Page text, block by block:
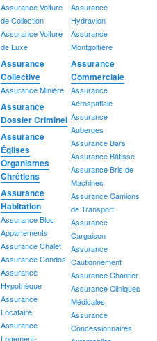
Assurance Voiture
de Collection
Assurance Voiture
de Luxe
Assurance
Hydravion
Assurance
Montgolfière
Assurance
Collective
Assurance Minière
Assurance
Commerciale
Assurance
Aérospatiale
Assurance
Auberges
Assurance Bars
Assurance Bâtisse
Assurance Bris de
Machines
Assurance Camions
de Transport
Assurance
Cargaison
Assurance
Cautionnement
Assurance Chantier
Assurance Cliniques
Médicales
Assurance
Concessionnaires
Assurance
Dossier Criminel
Assurance
Églises
Organismes
Chrétiens
Assurance
Habitation
Assurance Bloc
Appartements
Assurance Chalet
Assurance Condos
Assurance
Hypothèque
Assurance
Locataire
Assurance
Logement-